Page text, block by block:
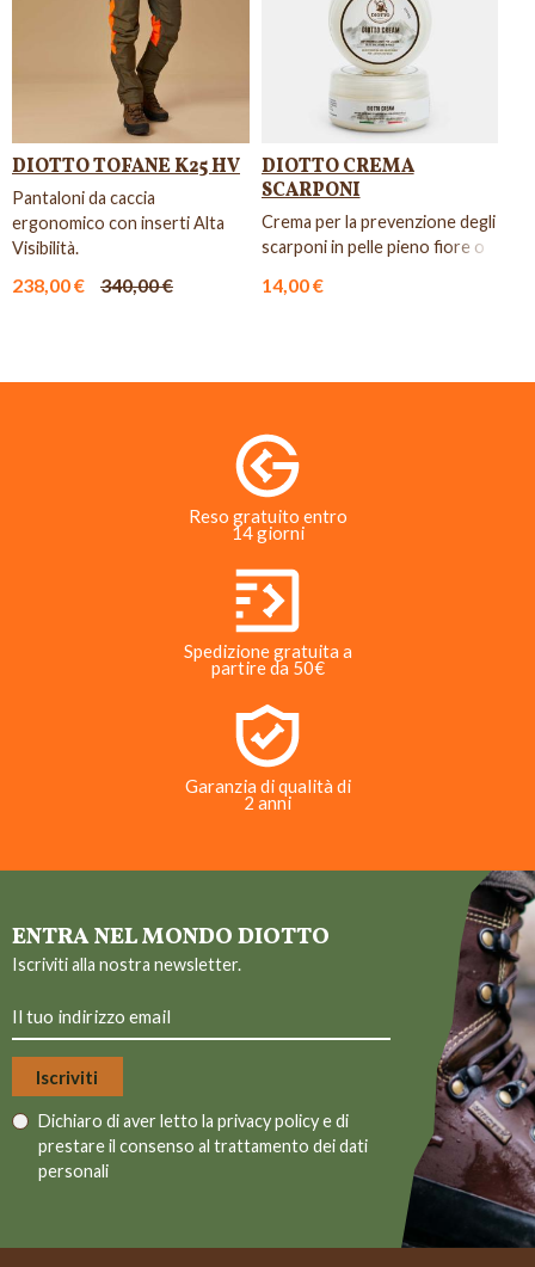
DIOTTO TOFANE K25 HV
Pantaloni da caccia
ergonomico con inserti Alta
Visibilità.
238,00 € 340,00 €
DIOTTO CREMA
SCARPONI
Crema per la prevenzione degli
scarponi in pelle pieno fiore o
14,00 €
Reso gratuito entro
14 giorni
Spedizione gratuita a
partire da 50€
Garanzia di qualità di
2 anni
ENTRA NEL MONDO DIOTTO
Iscriviti alla nostra newsletter.
Dichiaro di aver letto la privacy policye di
prestare il consenso al trattamento dei dati
personali